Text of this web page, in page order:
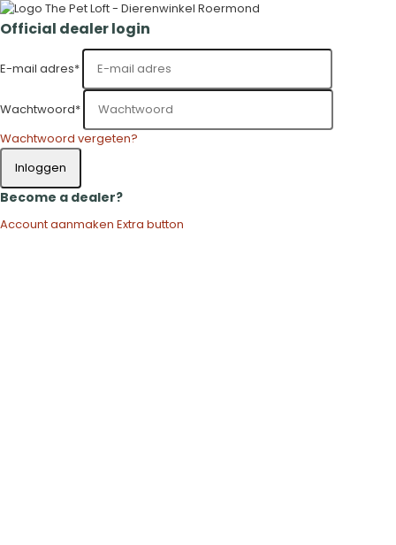
Official dealer login
E-mail adres*
Wachtwoord*
Wachtwoord vergeten?
Inloggen
Become a dealer?
Account aanmaken Extra button